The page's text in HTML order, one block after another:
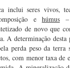
inclui seres vivos,
e húmus
de novo que
A determinação desta
perda peso da terra
com menor taxa de